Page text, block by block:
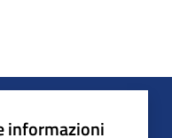
informazioni